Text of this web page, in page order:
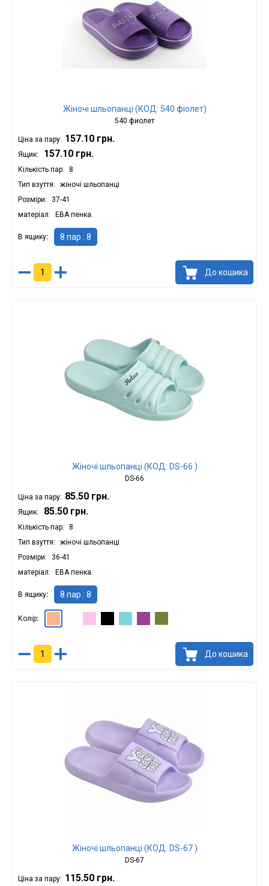
Жіночі шльопанці (КОД: 540 фіолет)
540 фиолет
Ціна за пару: 157.10 грн.
Ящик: 157.10 грн.
Кількість пар
8
Тип взуття
жіночі шльопанці
Розміри
37-41
матеріал
ЕВА пенка.
В ящику 8 пар : 8
До кошика
Жіночі шльопанці (КОД: DS-66 )
DS-66
Ціна за пару: 85.50 грн.
Ящик: 85.50 грн.
Кількість пар
8
Тип взуття
жіночі шльопанці
Розміри
36-41
матеріал
ЕВА пенка.
В ящику 8 пар : 8
Колір
До кошика
Жіночі шльопанці (КОД: DS-67 )
DS-67
Ціна за пару: 115.50 грн.